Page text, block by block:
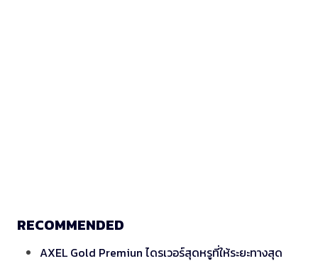
RECOMMENDED
AXEL Gold Premiun ไดรเวอร์สุดหรูที่ให้ระยะทางสุด